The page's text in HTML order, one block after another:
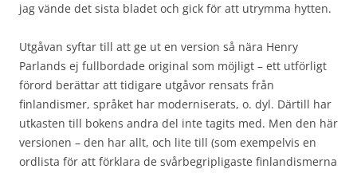
jag vände det sista bladet och gick för att utrymma hytten.
Utgåvan syftar till att ge ut en version så nära Henry
Parlands ej fullbordade original som möjligt – ett utförligt
förord berättar att tidigare utgåvor rensats från
finlandismer, språket har moderniserats, o. dyl. Därtill har
utkasten till bokens andra del inte tagits med. Men den här
versionen – den har allt, och lite till (som exempelvis en
ordlista för att förklara de svårbegripligaste finlandismerna